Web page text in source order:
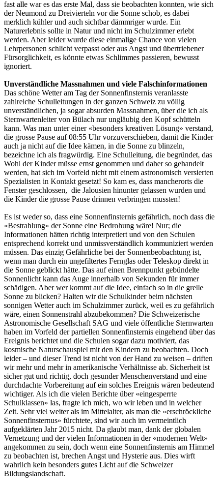
fast alle war es das erste Mal, dass sie beobachten konnten, wie sich
der Neumond zu Dreivierteln vor die Sonne schob, es dabei
merklich kühler und auch sichtbar dämmriger wurde. Ein
Naturerlebnis sollte in Natur und nicht im Schulzimmer erlebt
werden. Aber leider wurde diese einmalige Chance von vielen
Lehrpersonen schlicht verpasst oder aus Angst und übertriebener
Fürsorglichkeit, es könnte etwas Schlimmes passieren, bewusst
ignoriert.
Unverständliche Massnahmen und viele Falschinformationen
Das schöne Wetter am Tag der Sonnenfinsternis veranlasste
zahlreiche Schulleitungen in der ganzen Schweiz zu völlig
unverständlichen, ja sogar absurden Massnahmen, über die ich als
Sternwartenleiter von Bülach nur ungläubig den Kopf schütteln
kann. Was man unter einer «besonders kreativen Lösung» verstand,
die grosse Pause auf 08:55 Uhr vorzuverschieben, damit die Kinder
auch ja nicht auf die Idee kämen, in die Sonne zu blinzeln,
bezeichne ich als fragwürdig. Eine Schulleitung, die begründet, das
Wohl der Kinder müsse ernst genommen und daher so gehandelt
werden, hat sich im Vorfeld nicht mit einem astronomisch versierten
Spezialisten in Kontakt gesetzt! So kam es, dass mancherorts die
Fenster geschlossen, die Jalousien hinunter gelassen wurden und
die Kinder die grosse Pause drinnen verbringen mussten!
Es ist weder so, dass eine Sonnenfinsternis gefährlich, noch dass die
«Bestrahlung» der Sonne eine Bedrohung wäre! Nur; die
Informationen hätten richtig interpretiert und von den Schulen
entsprechend korrekt und unmissverständlich kommuniziert werden
müssen. Das einzig Gefährliche bei der Sonnenbeobachtung ist,
wenn man durch ein ungefiltertes Fernglas oder Teleskop direkt in
die Sonne geblickt hätte. Das auf einen Brennpunkt gebündelte
Sonnenlicht kann das Auge innerhalb von Sekunden für immer
schädigen. Aber wer kommt auf die Idee, einfach so in die grelle
Sonne zu blicken? Halten wir die Schulkinder beim nächsten
sonnigen Wetter auch im Schulzimmer zurück, weil es zu gefährlich
wäre, einen Sonnenstrahl abzubekommen? Die Schweizerische
Astronomische Gesellschaft SAG und viele öffentliche Sternwarten
haben im Vorfeld der partiellen Sonnenfinsternis eingehend über das
Ereignis berichtet und die Schulen sogar dazu motiviert, das
kosmische Naturschauspiel mit den Kindern zu beobachten. Doch
leider – und dieser Trend ist nicht von der Hand zu weisen – driften
wir mehr und mehr in amerikanische Verhältnisse ab. Sicherheit ist
sicher gut und richtig, doch gesunder Menschenverstand und eine
durchdachte Vorbereitung auf ein solches Ereignis wären bedeutend
wichtiger. Als ich die vielen Berichte über «eingesperrte
Schulklassen» las, fragte ich mich, wo wir leben und in welcher
Zeit. Sehr viel weiter als im Mittelalter, als man die «erschröckliche
Sonnenfinsternus» fürchtete, sind wir auch im vermeintlich
aufgeklärten Jahr 2015 nicht. Da glaubt man, dank der globalen
Vernetzung und der vielen Informationen in der «modernen Welt»
angekommen zu sein, doch wenn eine Sonnenfinsternis am Himmel
zu beobachten ist, brechen Angst und Hysterie aus. Dies wirft
wahrlich kein besonders gutes Licht auf die Schweizer
Bildungslandschaft.